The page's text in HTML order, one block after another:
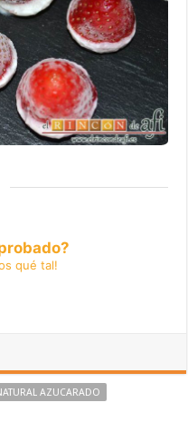
qué tal!
AZUCARADO